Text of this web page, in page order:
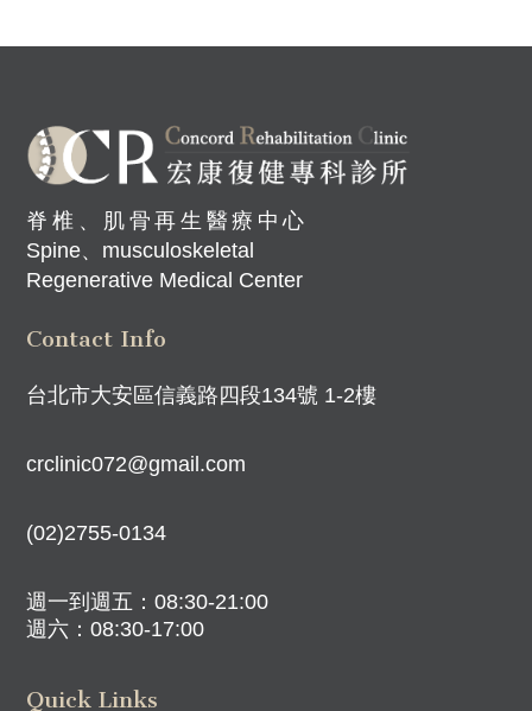
脊椎、肌骨再生醫療中心
Spine、musculoskeletal
Regenerative Medical Center
Contact Info
台北市大安區信義路四段134號 1-2樓
crclinic072@gmail.com
(02)2755-0134
週一到週五：08:30-21:00
週六：08:30-17:00
Quick Links